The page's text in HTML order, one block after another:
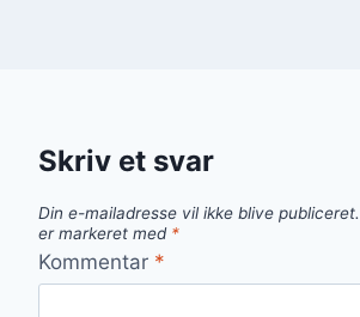
Skriv et svar
Din e-mailadresse vil ikke blive publiceret.
er markeret med *
Kommentar *